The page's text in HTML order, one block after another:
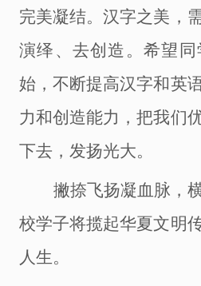
完美凝结。汉字之美，
演绎、去创造。希望
始，不断提高汉字和英
力和创造能力，把我们
下去，发扬光大。
撇捺飞扬凝血脉，
校学子将揽起华夏文明
人生。